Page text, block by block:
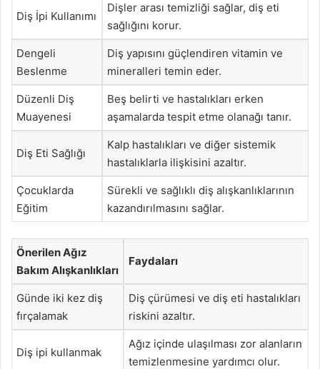
Diş İpi Kullanımı
Dişler arası temizliği sağlar, diş eti
sağlığını korur.
Dengeli
Beslenme
Diş yapısını güçlendiren vitamin ve
mineralleri temin eder.
Düzenli Diş
Muayenesi
Beş belirti ve hastalıkları erken
aşamalarda tespit etme olanağı tanır.
Diş Eti Sağlığı
Kalp hastalıkları ve diğer sistemik
hastalıklarla ilişkisini azaltır.
Çocuklarda
Eğitim
Sürekli ve sağlıklı diş alışkanlıklarının
kazandırılmasını sağlar.
Önerilen Ağız
Bakım Alışkanlıkları
Faydaları
Günde iki kez diş
fırçalamak
Diş çürümesi ve diş eti hastalıkları
riskini azaltır.
Diş ipi kullanmak
Ağız içinde ulaşılması zor alanların
temizlenmesine yardımcı olur.